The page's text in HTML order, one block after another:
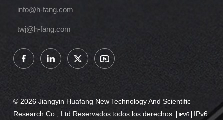
info@h-fang.com
twj@h-fang.com
© 2026 Jiangyin Huafang New Technology And Scientific
Research Co., Ltd Reservados todos los derechos .
IPv6